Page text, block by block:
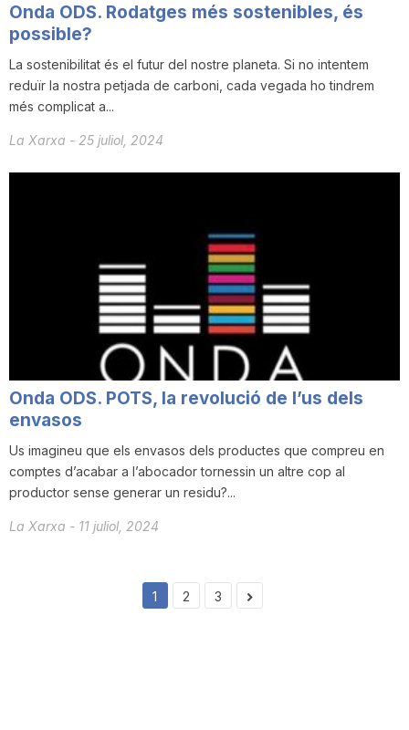
Onda ODS. Rodatges més sostenibles, és
possible?
La sostenibilitat és el futur del nostre planeta. Si no intentem
reduïr la nostra petjada de carboni, cada vegada ho tindrem
més complicat a...
La Xarxa - 25 juliol, 2024
Onda ODS. POTS, la revolució de l’us dels
envasos
Us imagineu que els envasos dels productes que compreu en
comptes d’acabar a l’abocador tornessin un altre cop al
productor sense generar un residu?...
La Xarxa - 11 juliol, 2024
1 2 3